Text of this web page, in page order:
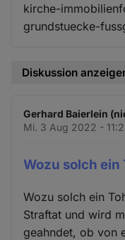
kirche-
grundstuecke-
Diskussion
Gerhard Baierlein
Mi. 3 Aug 2022 -
Wozu solch
Wozu solch ein
Straftat und wird
geahndet, ob von